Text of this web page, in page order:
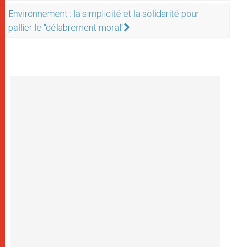
Environnement : la simplicité et la solidarité pour
pallier le "délabrement moral"